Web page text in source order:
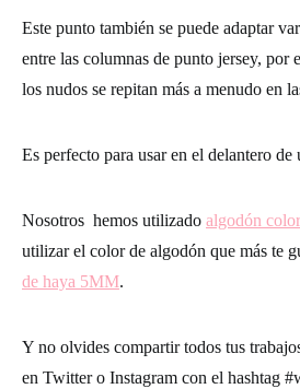
Este punto también se puede adaptar
entre las columnas de punto jersey, por
los nudos se repitan más a menudo en
Es perfecto para usar en el delantero de
Nosotros hemos utilizado algodón
utilizar el color de algodón que más te
de haya 5MM.
Y no olvides compartir todos tus
en Twitter o Instagram con el hashtag